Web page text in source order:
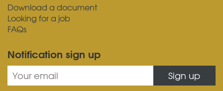
Download a document
Looking for a job
FAQs
Notification sign up
Sign up